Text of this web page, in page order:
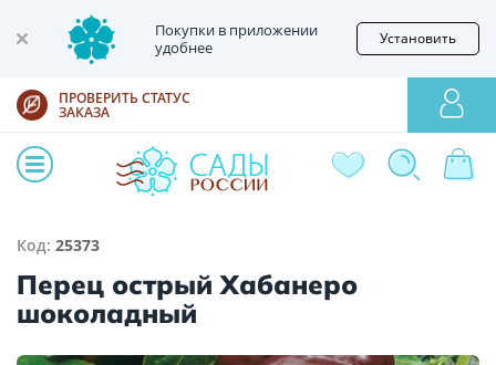
Покупки в приложении
удобнее
Установить
ПРОВЕРИТЬ СТАТУС
ЗАКАЗА
Код: 25373
Перец острый Хабанеро
шоколадный